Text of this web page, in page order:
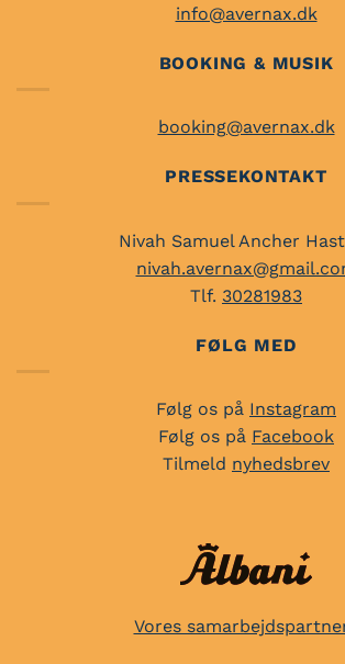
info@avernax.dk
BOOKING & MUSIK
booking@avernax.dk
PRESSEKONTAKT
Nivah Samuel Ancher
Tlf. 30281983
FØLG MED
Følg os på Instagram
Følg os på Facebook
Tilmeld nyhedsbrev
Vores